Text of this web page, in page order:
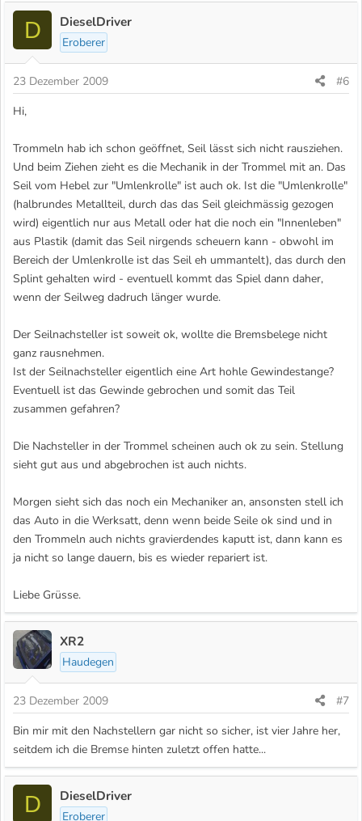
D DieselDriver
Eroberer
23 Dezember 2009
#6
Hi,
Trommeln hab ich schon geöffnet, Seil lässt sich nicht rausziehen.
Und beim Ziehen zieht es die Mechanik in der Trommel mit an. Das
Seil vom Hebel zur "Umlenkrolle" ist auch ok. Ist die "Umlenkrolle"
(halbrundes Metallteil, durch das das Seil gleichmässig gezogen
wird) eigentlich nur aus Metall oder hat die noch ein "Innenleben"
aus Plastik (damit das Seil nirgends scheuern kann - obwohl im
Bereich der Umlenkrolle ist das Seil eh ummantelt), das durch den
Splint gehalten wird - eventuell kommt das Spiel dann daher,
wenn der Seilweg dadruch länger wurde.
Der Seilnachsteller ist soweit ok, wollte die Bremsbelege nicht
ganz rausnehmen.
Ist der Seilnachsteller eigentlich eine Art hohle Gewindestange?
Eventuell ist das Gewinde gebrochen und somit das Teil
zusammen gefahren?
Die Nachsteller in der Trommel scheinen auch ok zu sein. Stellung
sieht gut aus und abgebrochen ist auch nichts.
Morgen sieht sich das noch ein Mechaniker an, ansonsten stell ich
das Auto in die Werksatt, denn wenn beide Seile ok sind und in
den Trommeln auch nichts gravierdendes kaputt ist, dann kann es
ja nicht so lange dauern, bis es wieder repariert ist.
Liebe Grüsse.
XR2
Haudegen
23 Dezember 2009
#7
Bin mir mit den Nachstellern gar nicht so sicher, ist vier Jahre her,
seitdem ich die Bremse hinten zuletzt offen hatte...
D DieselDriver
Eroberer